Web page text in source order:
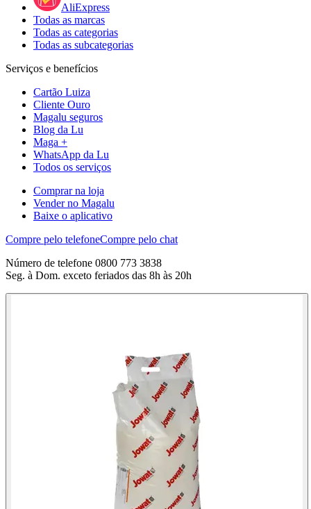
AliExpress
Todas as marcas
Todas as categorias
Todas as subcategorias
Serviços e benefícios
Cartão Luiza
Cliente Ouro
Magalu seguros
Blog da Lu
Maga +
WhatsApp da Lu
Todos os serviços
Comprar na loja
Vender no Magalu
Baixe o aplicativo
Compre pelo telefoneCompre pelo chat
Número de telefone 0800 773 3838
Seg. à Dom. exceto feriados das 8h às 20h